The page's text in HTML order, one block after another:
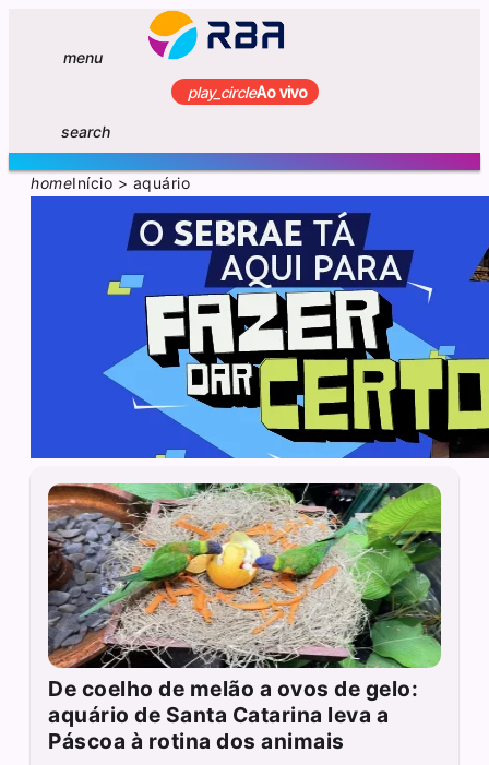
menu
play_circleAo vivo
search
homeInício > aquário
De coelho de melão a ovos de gelo:
aquário de Santa Catarina leva a
Páscoa à rotina dos animais